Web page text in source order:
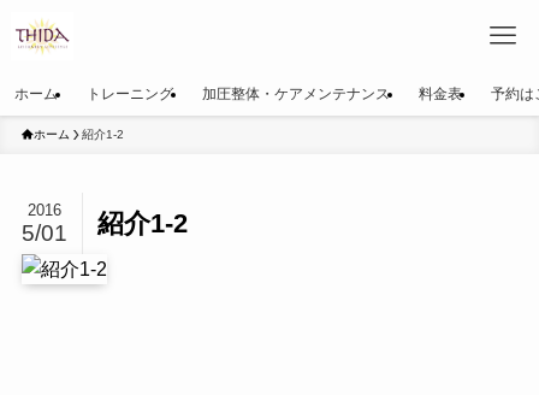
ホーム トレーニング 加圧整体・ケアメンテナンス 料金表 予約は
ホーム 紹介1-2
紹介1-2
2016
5/01